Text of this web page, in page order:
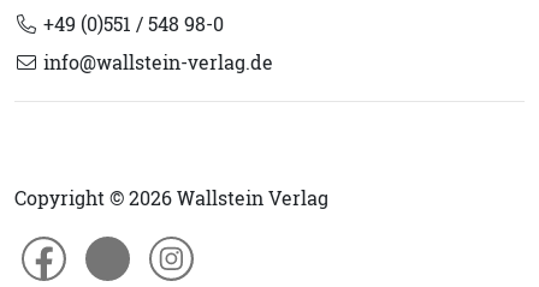
+49 (0)551 / 548 98-0
info@wallstein-verlag.de
Copyright © 2026 Wallstein Verlag